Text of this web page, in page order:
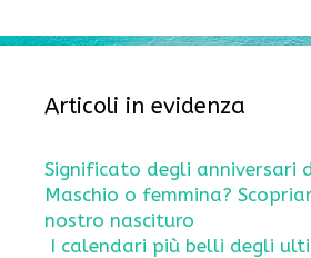
Articoli in evidenza
Significato degli anniversari
Maschio o femmina?
nostro nascituro
I calendari più belli degli